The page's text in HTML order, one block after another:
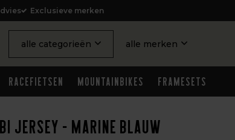
Exclusieve merken
alle categorieën alle merken
Racefietsen Mountainbikes Framesets
Jersey - Marine blauw